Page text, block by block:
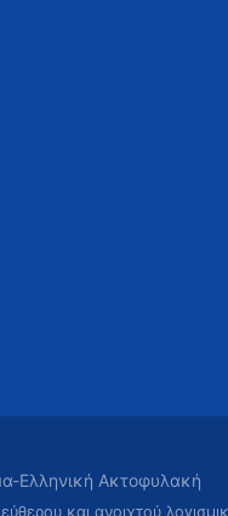
Ελληνική Ακτοφυλακή
και ανοιχτού